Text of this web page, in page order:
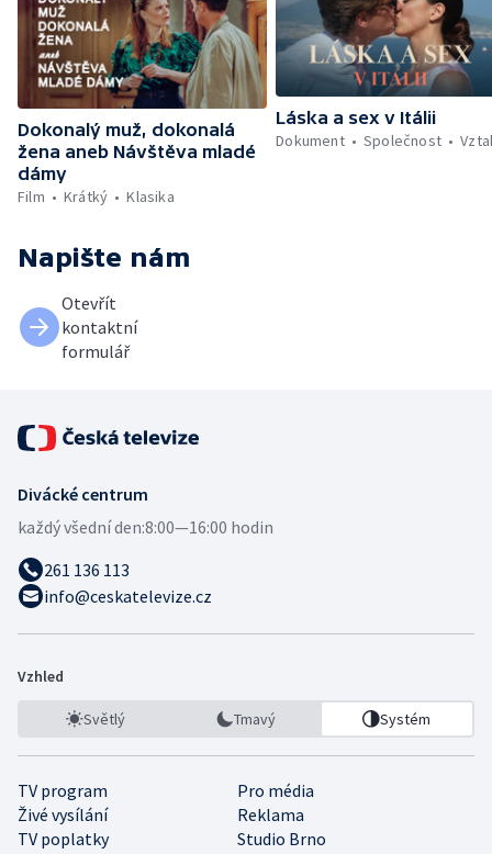
Dokonalý muž, dokonalá
žena aneb Návštěva mladé
dámy
Film
Krátký Klasika
Láska a sex v Itálii
Dokument
Společnost
Napište nám
Otevřít
kontaktní
formulář
Divácké centrum
každý všední den:8:00—16:00 hodin
261 136 113
info@ceskatelevize.cz
Vzhled
Světlý Tmavý Systém
TV program
Pro média
Živé vysílání
Reklama
TV poplatky
Studio Brno